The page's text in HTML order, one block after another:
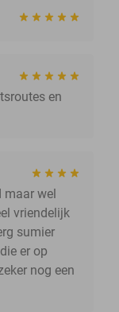
en
maar wel
vriendelijk
sumier
er op
nog een